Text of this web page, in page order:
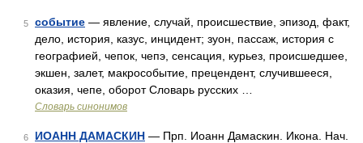
5 событие — явление, случай, происшествие, эпизод, факт,
дело, история, казус, инцидент; зуон, пассаж, история с
географией, чепок, чепэ, сенсация, курьез, происшедшее,
экшен, залет, макрособытие, прецендент, случившееся,
оказия, чепе, оборот Словарь русских …
Словарь синонимов
6 ИОАНН ДАМАСКИН — Прп. Иоанн Дамаскин. Икона. Нач.